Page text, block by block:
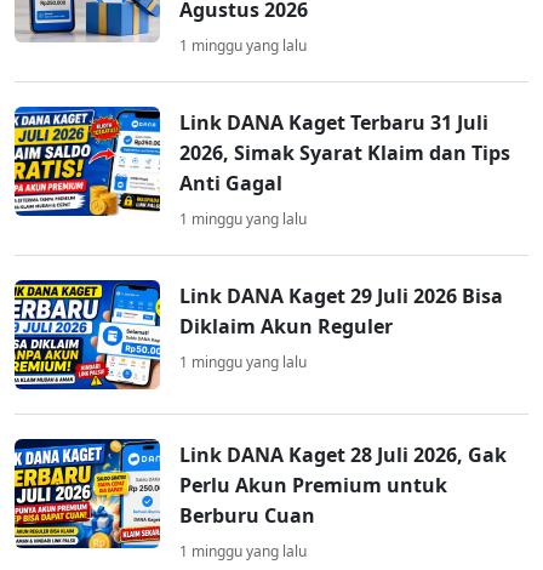
Agustus 2026
1 minggu yang lalu
Link DANA Kaget Terbaru 31 Juli
2026, Simak Syarat Klaim dan Tips
Anti Gagal
1 minggu yang lalu
Link DANA Kaget 29 Juli 2026 Bisa
Diklaim Akun Reguler
1 minggu yang lalu
Link DANA Kaget 28 Juli 2026, Gak
Perlu Akun Premium untuk
Berburu Cuan
1 minggu yang lalu